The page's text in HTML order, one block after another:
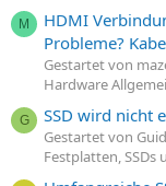
M
HDMI
Probleme?
Gestartet von
Hardware
G SSD wird nicht
Gestartet von
Festplatten,